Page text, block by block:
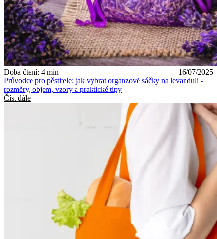
Doba čtení: 4 min
16/07/2025
Průvodce pro pěstitele: jak vybrat organzové sáčky na levanduli -
rozměry, objem, vzory a praktické tipy
Číst dále